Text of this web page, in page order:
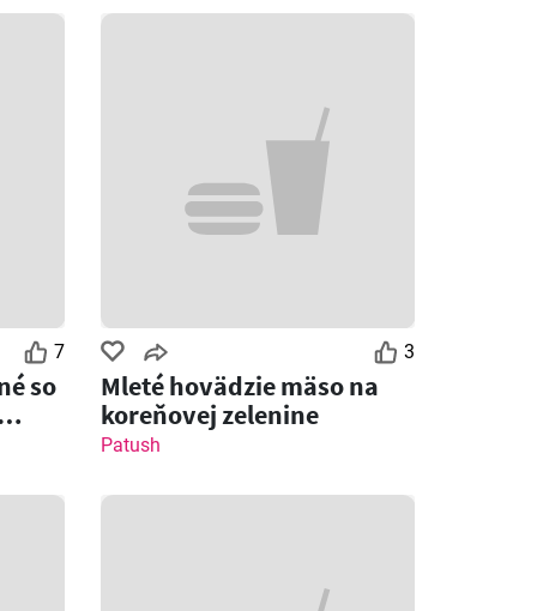
7
so
3
Mleté hovädzie mäso na
koreňovej zelenine
Patush